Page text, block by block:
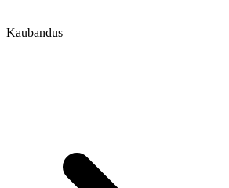
Kaubandus